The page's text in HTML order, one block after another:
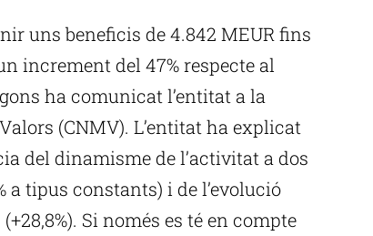
uns beneficis de 4.842 MEUR fins
increment del 47% respecte al
ha comunicat l’entitat a la
(CNMV). L’entitat ha explicat
del dinamisme de l’activitat a dos
a tipus constants) i de l’evolució
Si només es té en compte